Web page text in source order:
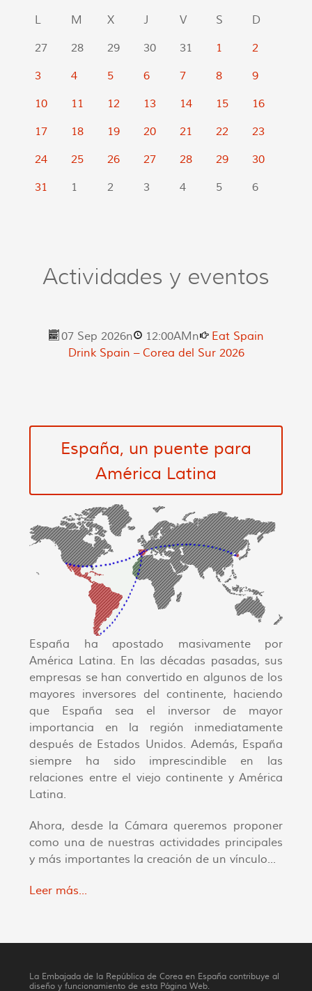
L
M X J V S
D
27
28 29 30 31 1
2
3
4 5 6 7 8
9
10
11 12 13 14 15
16
17
18 19 20 21 22
23
24
25 26 27 28 29
30
31
1 2 3 4 5 6
Actividades y eventos
07 Sep 2026n 12:00AMn
Eat Spain
Drink Spain – Corea del Sur 2026
España, un puente para
América Latina
España ha apostado masivamente por
América Latina. En las décadas pasadas, sus
empresas se han convertido en algunos de los
mayores inversores del continente, haciendo
que España sea el inversor de mayor
importancia en la región inmediatamente
después de Estados Unidos. Además, España
siempre ha sido imprescindible en las
relaciones entre el viejo continente y América
Latina.
Ahora, desde la Cámara queremos proponer
como una de nuestras actividades principales
y más importantes la creación de un vínculo...
Leer más...
La Embajada de la República de Corea en España contribuye al
diseño y funcionamiento de esta Página Web.